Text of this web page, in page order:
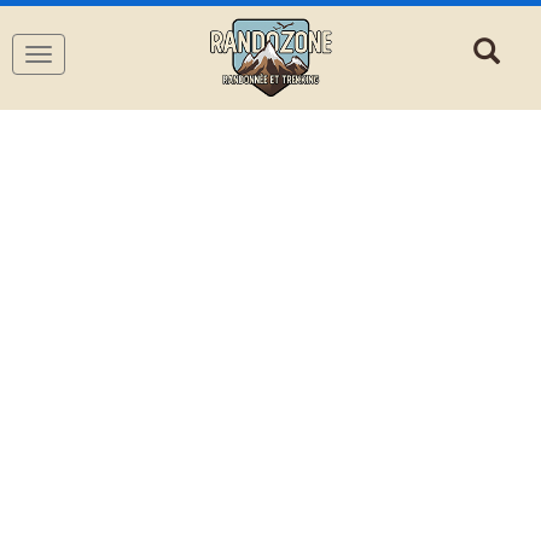
Navigation